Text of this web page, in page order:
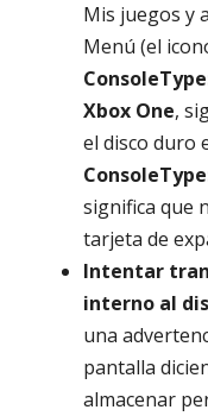
Mis juegos y
Menú (el
Xbox One,
el disco duro
significa que
tarjeta de
Intentar
interno al
una
pantalla
almacenar